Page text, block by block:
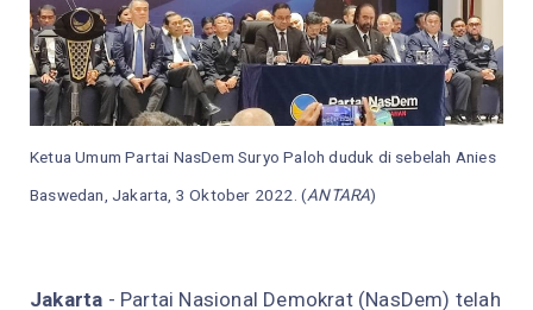
Ketua Umum Partai NasDem Suryo Paloh duduk di sebelah Anies
Baswedan, Jakarta, 3 Oktober 2022. (ANTARA)
Jakarta - Partai Nasional Demokrat (NasDem) telah